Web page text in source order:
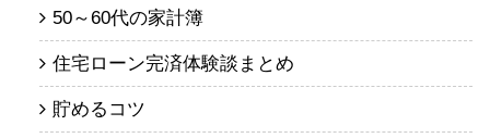
50～60代の家計簿
住宅ローン完済体験談まとめ
貯めるコツ